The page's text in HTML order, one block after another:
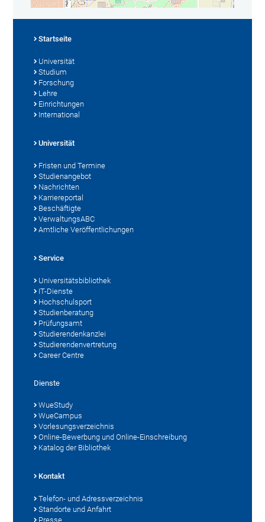
Startseite
Universität
Studium
Forschung
Lehre
Einrichtungen
International
Universität
Fristen und Termine
Studienangebot
Nachrichten
Karriereportal
Beschäftigte
VerwaltungsABC
Amtliche Veröffentlichungen
Service
Universitätsbibliothek
IT-Dienste
Hochschulsport
Studienberatung
Prüfungsamt
Studierendenkanzlei
Studierendenvertretung
Career Centre
Dienste
WueStudy
WueCampus
Vorlesungsverzeichnis
Online-Bewerbung und Online-Einschreibung
Katalog der Bibliothek
Kontakt
Telefon- und Adressverzeichnis
Standorte und Anfahrt
Presse